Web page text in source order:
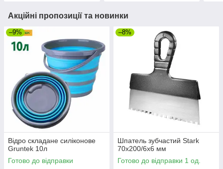
Акційні пропозиції та новинки
–9%
Відро складане силіконове
Gruntek 10л
Готово до відправки
–8%
Шпатель зубчастий Stark
70х200/6х6 мм
Готово до відправки 1 од.